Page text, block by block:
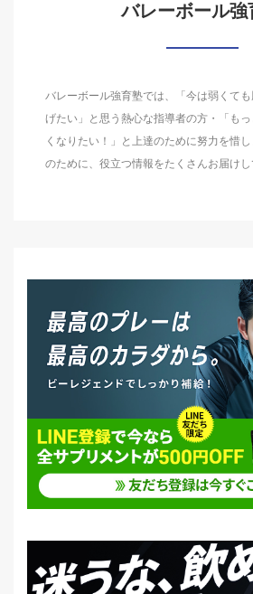
バレーボール強
バレーボール強育塾では、「今は弱くて
げたい」と思う熱心な指導者の方・「も
くなりたい！」と上達のために努力を惜
のために、役立つ情報をたくさんお届けし